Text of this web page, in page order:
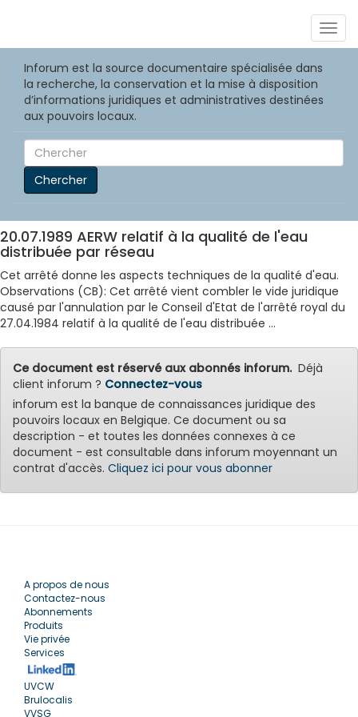
Inforum est la source documentaire spécialisée dans
la recherche, la conservation et la mise à disposition
d’informations juridiques et administratives destinées
aux pouvoirs locaux.
Chercher
20.07.1989 AERW relatif à la qualité de l'eau
distribuée par réseau
Cet arrêté donne les aspects techniques de la qualité d'eau.
Observations (CB): Cet arrêté vient combler le vide juridique
causé par l'annulation par le Conseil d'Etat de l'arrêté royal du
27.04.1984 relatif à la qualité de l'eau distribuée ...
Ce document est réservé aux abonnés inforum.Déjà
client inforum ? Connectez-vous
inforum est la banque de connaissances juridique des
pouvoirs locaux en Belgique. Ce document ou sa
description - et toutes les données connexes à ce
document - est consultable dans inforum moyennant un
contrat d'accès. Cliquez ici pour vous abonner
A propos de nous
Contactez-nous
Abonnements
Produits
Vie privée
Services
UVCW
Brulocalis
VVSG